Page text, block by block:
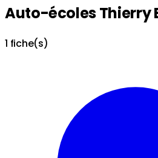
Auto-écoles Thierry
1 fiche(s)